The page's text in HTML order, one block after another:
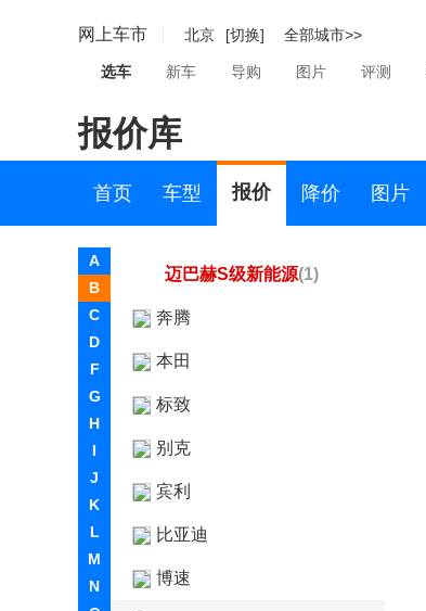
网上车市 北京 [切换] 全部城市>>
选车 新车 导购 图片 评测
报价库
首页 车型 报价 降价 图片
A
B
C
D
F
G
H
I
J
K
L
M
N
迈巴赫S级
迈巴赫GLS(4)
迈巴赫EQS SUV(2)
迈巴赫S级新能源(1)
奔腾
本田
标致
别克
宾利
比亚迪
博速